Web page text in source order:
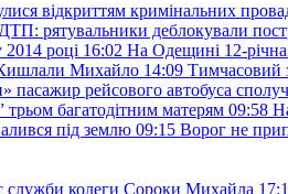
відкриттям кримінальних
рятувальники деблокували
році 16:02 На Одещині 12-річна
Кишлали Михайло 14:09 Тимчасовий
рейсового автобуса
трьом багатодітним матерям 09:58
під землю 09:15 Ворог не
служби колеги Сороки Михайла